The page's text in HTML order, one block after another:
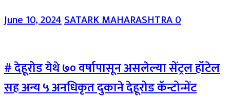
June 10, 2024SATARK MAHARASHTRA0
# देहूरोड येथे ७० वर्षापासून असलेल्या सेंट्रल हॉटेल
सह अन्य ५ अनधिकृत दुकाने देहूरोड कॅन्टोन्मेंट